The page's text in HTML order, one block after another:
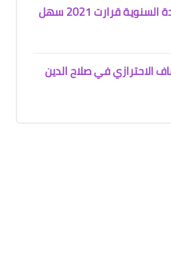
اسماء المشمولين بالمشاهدة السنوية قرارت 2021 سهل
الاحترازي في صلاح الدين